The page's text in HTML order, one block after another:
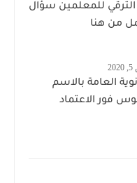
الترقي للمعلمين سؤال
من هنا
العامة بالاسم
فور الاعتماد